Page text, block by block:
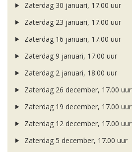
Zaterdag 30 januari, 17.00 uur
Zaterdag 23 januari, 17.00 uur
Zaterdag 16 januari, 17.00 uur
Zaterdag 9 januari, 17.00 uur
Zaterdag 2 januari, 18.00 uur
Zaterdag 26 december, 17.00 uur
Zaterdag 19 december, 17.00 uur
Zaterdag 12 december, 17.00 uur
Zaterdag 5 december, 17.00 uur